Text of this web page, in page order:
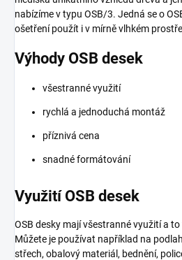
nabízíme v typu OSB/3. Jedná se o
ošetření použít i v mírně vlhkém
Výhody OSB desek
všestranné využití
rychlá a jednoduchá montáž
příznivá cena
snadné formátování
Využití OSB desek
OSB desky mají všestranné využití a
Můžete je používat například na
střech, obalový materiál, bednění,